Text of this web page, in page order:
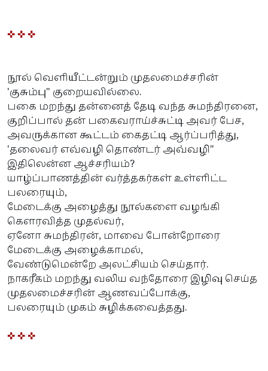
✜ ✜ ✜
நூல் வெளியீட்டன்றும் முதலமைச்சரின்
'குசும்பு" குறையவில்லை.
பகை மறந்து தன்னைத் தேடி வந்த சுமந்திரனை,
குறிப்பால் தன் பகைவராய்ச்சுட்டி அவர் பேச,
அவருக்கான கூட்டம் கைதட்டி ஆர்ப்பரித்து,
'தலைவர் எவ்வழி தொண்டர் அவ்வழி"
இதிலென்ன ஆச்சரியம்?
யாழ்ப்பாணத்தின் வர்த்தகர்கள் உள்ளிட்ட
பலரையும்,
மேடைக்கு அழைத்து நூல்களை வழங்கி
கௌரவித்த முதல்வர்,
ஏனோ சுமந்திரன், மாவை போன்றோரை
மேடைக்கு அழைக்காமல்,
வேண்டுமென்றே அலட்சியம் செய்தார்.
நாகரீகம் மறந்து வலிய வந்தோரை இழிவு செய்த
முதலமைச்சரின் ஆணவப்போக்கு,
பலரையும் முகம் சுழிக்கவைத்தது.
✜ ✜ ✜